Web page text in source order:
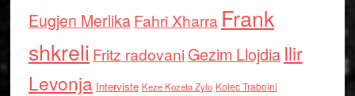
Eugjen MerlikaFahri Xharra Frank
shkreli Fritz radovaniGezim Llojdia Ilir
Levonja Interviste Keze Kozeta Zylo Kolec Traboini